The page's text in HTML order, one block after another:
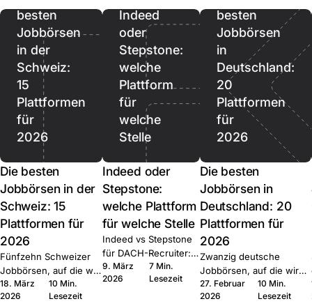
besten
Jobbörsen
in der
Schweiz:
15
Plattformen
für
2026
Die besten
Jobbörsen in der
Schweiz: 15
Plattformen für
2026
Fünfzehn Schweizer
Jobbörsen, auf die wir
bei Join multiposten.
Generalisten, Tech,
18. März
2026
10 Min.
Lesezeit
Indeed
oder
Stepstone:
welche
Plattform
für
welche
Stelle
Indeed oder
Stepstone:
welche Plattform
für welche Stelle
Indeed vs Stepstone
für DACH-Recruiter:
wo welche Plattform
gewinnt, der Quick-
9. März
2026
7 Min.
Lesezeit
besten
Jobbörsen
in
Deutschland:
20
Plattformen
für
2026
Die besten
Jobbörsen in
Deutschland: 20
Plattformen für
2026
Zwanzig deutsche
Jobbörsen, auf die wir
bei Join multiposten.
Generalisten, Tech, Start-
27. Februar
2026
10 Min.
Lesezeit